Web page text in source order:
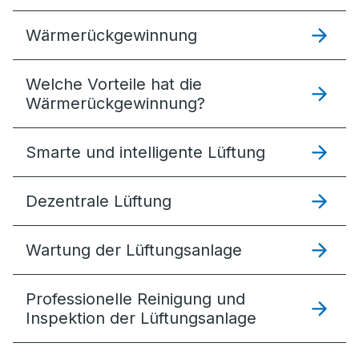
Wärmerückgewinnung
Welche Vorteile hat die
Wärmerückgewinnung?
Smarte und intelligente Lüftung
Dezentrale Lüftung
Wartung der Lüftungsanlage
Professionelle Reinigung und
Inspektion der Lüftungsanlage